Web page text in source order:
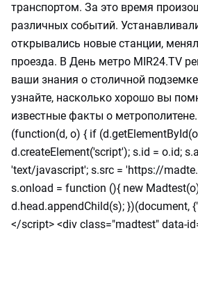
транспортом. За это время
различных событий.
открывались новые станции,
проезда. В День метро MIR24.TV
ваши знания о столичной
узнайте, насколько хорошо вы
известные факты о
(function(d, o) { if
d.createElement('script'); s.id = o.id;
'text/javascript'; s.src = 'https://
s.onload = function (){ new
d.head.appendChild(s); })(document,
</script> <div class="madtest" data-